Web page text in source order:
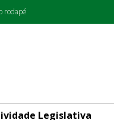
rodapé
Legislativa